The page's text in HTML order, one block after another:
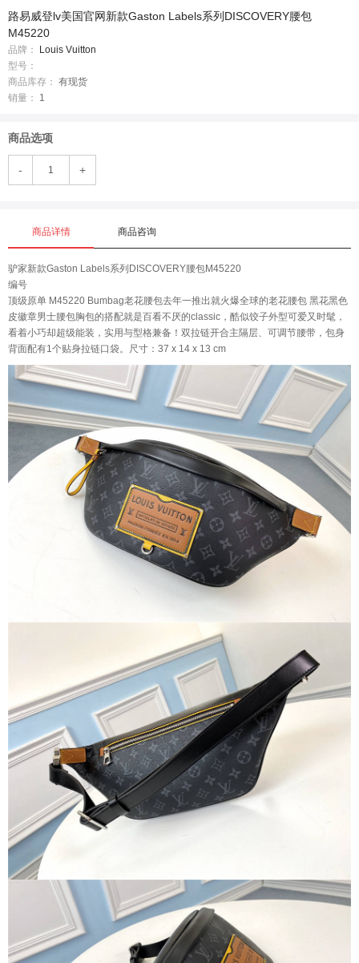
路易威登lv美国官网新款Gaston Labels系列DISCOVERY腰包
M45220
品牌：
Louis Vuitton
型号：
商品库存： 有现货
销量：
1
商品选项
- +
商品详情 商品咨询
驴家新款Gaston Labels系列DISCOVERY腰包M45220
编号
顶级原单 M45220 Bumbag老花腰包去年一推出就火爆全球的老花腰包 黑花黑色
皮徽章男士腰包胸包的搭配就是百看不厌的classic，酷似饺子外型可爱又时髦，
看着小巧却超级能装，实用与型格兼备！双拉链开合主隔层、可调节腰带，包身
背面配有1个贴身拉链口袋。尺寸：37 x 14 x 13 cm